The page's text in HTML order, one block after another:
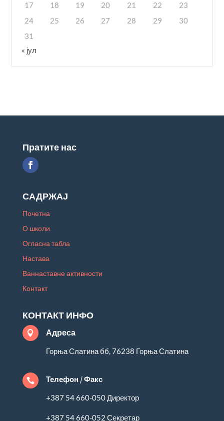
17
18 19 20 21 22
23
24
25 26 27 28 29
30
31
« јул
Пратите нас
САДРЖАЈ
Почетна
О школи
Огласна табла
Настава
Ваннаставне активности
Контакт
КОНТАКТ ИНФО
 Адреса
Горња Слатина бб, 76238 Горња Слатина
 Телефон / Факс
+387 54 660-050 Директор
+387 54 660-052 Секретар